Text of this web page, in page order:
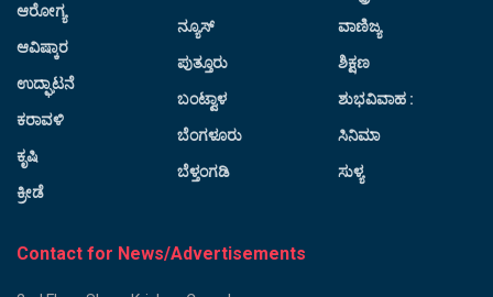
ಆರೋಗ್ಯ
ಆವಿಷ್ಕಾರ
ಉದ್ಘಾಟನೆ
ಕರಾವಳಿ
ಕೃಷಿ
ಕ್ರೀಡೆ
ನ್ಯೂಸ್
ಪುತ್ತೂರು
ಬಂಟ್ವಾಳ
ಬೆಂಗಳೂರು
ಬೆಳ್ತಂಗಡಿ
ವಾಣಿಜ್ಯ
ಶಿಕ್ಷಣ
ಶುಭವಿವಾಹ :
ಸಿನಿಮಾ
ಸುಳ್ಯ
Contact for News/Advertisements